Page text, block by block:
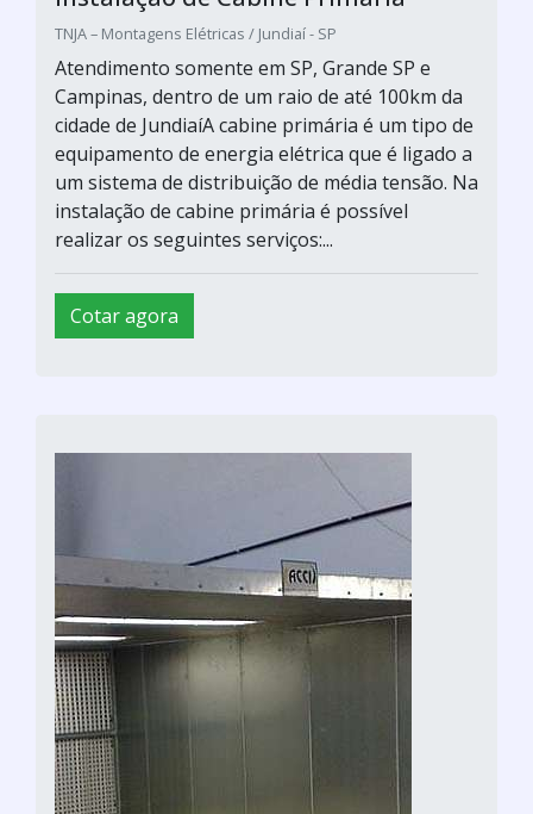
TNJA – Montagens Elétricas / Jundiaí - SP
Atendimento somente em SP, Grande SP e
Campinas, dentro de um raio de até 100km da
cidade de JundiaíA cabine primária é um tipo de
equipamento de energia elétrica que é ligado a
um sistema de distribuição de média tensão. Na
instalação de cabine primária é possível
realizar os seguintes serviços:...
Cotar agora